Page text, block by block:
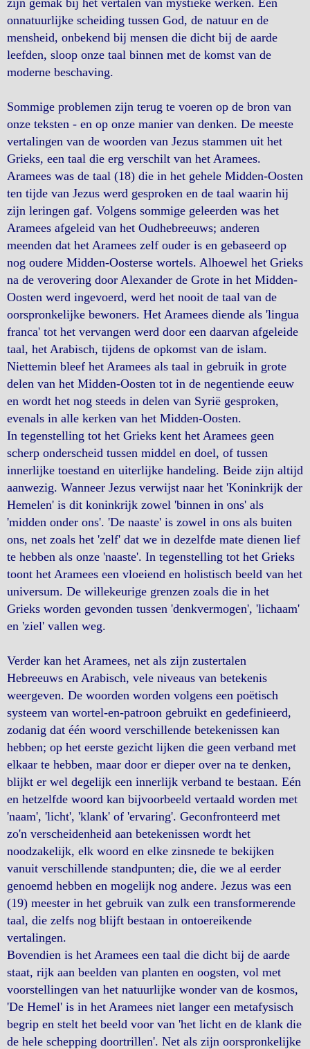
zijn gemak bij het vertalen van mystieke werken. Een
onnatuurlijke scheiding tussen God, de natuur en de
mensheid, onbekend bij mensen die dicht bij de aarde
leefden, sloop onze taal binnen met de komst van de
moderne beschaving.
Sommige problemen zijn terug te voeren op de bron van
onze teksten - en op onze manier van denken. De meeste
vertalingen van de woorden van Jezus stammen uit het
Grieks, een taal die erg verschilt van het Aramees.
Aramees was de taal (18) die in het gehele Midden-Oosten
ten tijde van Jezus werd gesproken en de taal waarin hij
zijn leringen gaf. Volgens sommige geleerden was het
Aramees afgeleid van het Oudhebreeuws; anderen
meenden dat het Aramees zelf ouder is en gebaseerd op
nog oudere Midden-Oosterse wortels. Alhoewel het Grieks
na de verovering door Alexander de Grote in het Midden-
Oosten werd ingevoerd, werd het nooit de taal van de
oorspronkelijke bewoners. Het Aramees diende als 'lingua
franca' tot het vervangen werd door een daarvan afgeleide
taal, het Arabisch, tijdens de opkomst van de islam.
Niettemin bleef het Aramees als taal in gebruik in grote
delen van het Midden-Oosten tot in de negentiende eeuw
en wordt het nog steeds in delen van Syrië gesproken,
evenals in alle kerken van het Midden-Oosten.
In tegenstelling tot het Grieks kent het Aramees geen
scherp onderscheid tussen middel en doel, of tussen
innerlijke toestand en uiterlijke handeling. Beide zijn altijd
aanwezig. Wanneer Jezus verwijst naar het 'Koninkrijk der
Hemelen' is dit koninkrijk zowel 'binnen in ons' als
'midden onder ons'. 'De naaste' is zowel in ons als buiten
ons, net zoals het 'zelf' dat we in dezelfde mate dienen lief
te hebben als onze 'naaste'. In tegenstelling tot het Grieks
toont het Aramees een vloeiend en holistisch beeld van het
universum. De willekeurige grenzen zoals die in het
Grieks worden gevonden tussen 'denkvermogen', 'lichaam'
en 'ziel' vallen weg.
Verder kan het Aramees, net als zijn zustertalen
Hebreeuws en Arabisch, vele niveaus van betekenis
weergeven. De woorden worden volgens een poëtisch
systeem van wortel-en-patroon gebruikt en gedefinieerd,
zodanig dat één woord verschillende betekenissen kan
hebben; op het eerste gezicht lijken die geen verband met
elkaar te hebben, maar door er dieper over na te denken,
blijkt er wel degelijk een innerlijk verband te bestaan. Eén
en hetzelfde woord kan bijvoorbeeld vertaald worden met
'naam', 'licht', 'klank' of 'ervaring'. Geconfronteerd met
zo'n verscheidenheid aan betekenissen wordt het
noodzakelijk, elk woord en elke zinsnede te bekijken
vanuit verschillende standpunten; die, die we al eerder
genoemd hebben en mogelijk nog andere. Jezus was een
(19) meester in het gebruik van zulk een transformerende
taal, die zelfs nog blijft bestaan in ontoereikende
vertalingen.
Bovendien is het Aramees een taal die dicht bij de aarde
staat, rijk aan beelden van planten en oogsten, vol met
voorstellingen van het natuurlijke wonder van de kosmos,
'De Hemel' is in het Aramees niet langer een metafysisch
begrip en stelt het beeld voor van 'het licht en de klank die
de hele schepping doortrillen'. Net als zijn oorspronkelijke